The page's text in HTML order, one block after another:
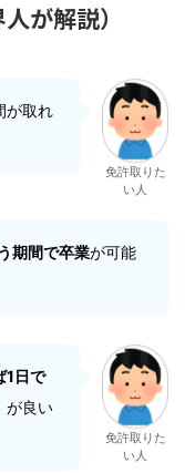
が解説）
が取れ
免許取りた
い人
期間で卒業が可能
1日で
が良い
免許取りた
い人